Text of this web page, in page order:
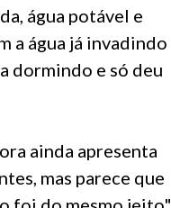
água potável e
a água já invadindo
dormindo e só deu
ainda apresenta
mas parece que